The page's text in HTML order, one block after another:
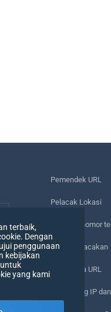
Pemendek URL
Pelacak Lokasi
Melacak nomor
Piksel Pelacakan
Pemeriksa URL
Penghitung IP
terbaik,
Dengan
penggunaan
kebijakan
yang kami